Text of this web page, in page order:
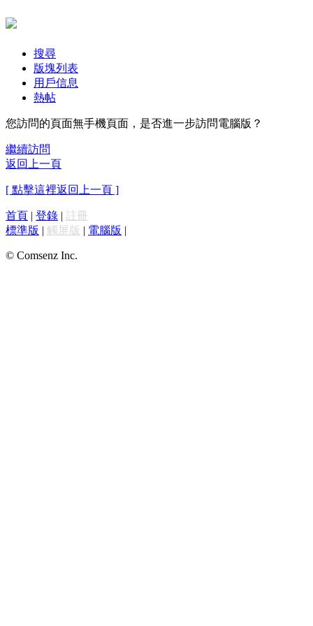
搜尋
版塊列表
用戶信息
熱帖
您訪問的頁面無手機頁面，是否進一步訪問電腦版？
繼續訪問
返回上一頁
[ 點擊這裡返回上一頁 ]
首頁 | 登錄 | 註冊
標準版 | 觸屏版 | 電腦版 |
© Comsenz Inc.